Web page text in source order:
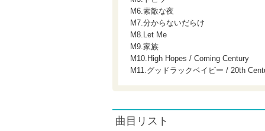
M6.素敵な夜
M7.分からないだらけ
M8.Let Me
M9.家族
M10.High Hopes / Coming Century
M11.グッドラックベイビー / 20th
曲目リスト